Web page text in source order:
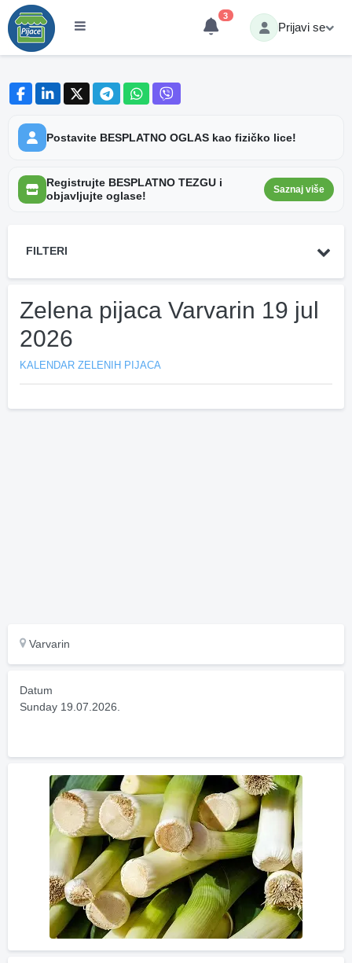
3
Prijavi se
Postavite BESPLATNO OGLAS kao fizičko lice!
Registrujte BESPLATNO TEZGU i
objavljujte oglase!
Saznaj više
FILTERI
Zelena pijaca Varvarin 19 jul
2026
KALENDAR ZELENIH PIJACA
Varvarin
Datum
Sunday 19.07.2026.